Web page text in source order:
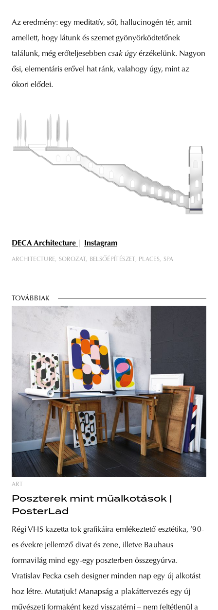
Az eredmény: egy meditatív, sőt, hallucinogén tér, amit
amellett, hogy látunk és szemet gyönyörködtetőnek
találunk, még erőteljesebben csak úgy érzékelünk. Nagyon
ősi, elementáris erővel hat ránk, valahogy úgy, mint az
ókori elődei.
DECA Architecture Instagram
ARCHITECTURE SOROZAT BELSŐÉPÍTÉSZET PLACES SPA
TOVÁBBIAK
ART
Poszterek mint műalkotások |
PosterLad
Régi VHS kazetta tok grafikáira emlékeztető esztétika, ’90-
es évekre jellemző divat és zene, illetve Bauhaus
formavilág mind egy-egy poszterben összegyúrva.
Vratislav Pecka cseh designer minden nap egy új alkotást
hoz létre. Mutatjuk! Manapság a plakáttervezés egy új
művészeti formaként kezd visszatérni – nem feltétlenül a